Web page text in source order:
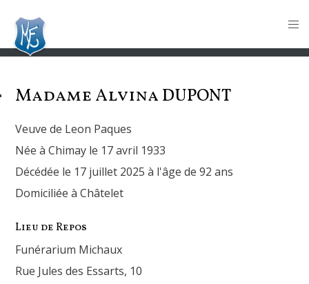
Madame Alvina DUPONT
Veuve de Leon Paques
Née à Chimay le 17 avril 1933
Décédée le 17 juillet 2025 à l'âge de 92 ans
Domiciliée à Châtelet
Lieu de Repos
Funérarium Michaux
Rue Jules des Essarts, 10